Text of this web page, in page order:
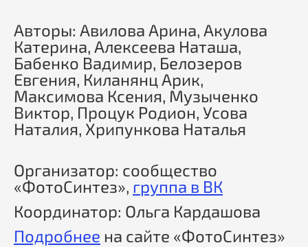
Авторы: Авилова Арина, Акулова
Катерина, Алексеева Наташа,
Бабенко Вадимир, Белозеров
Евгения, Киланянц Арик,
Максимова Ксения, Музыченко
Виктор, Процук Родион, Усова
Наталия, Хрипункова Наталья
Организатор: сообщество
«ФотоСинтез», группа в ВК
Координатор: Ольга Кардашова
Подробнее на сайте «ФотоСинтез»